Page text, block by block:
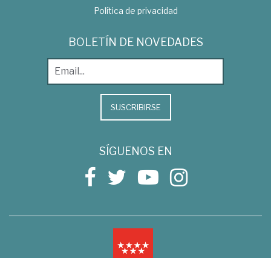
Política de privacidad
BOLETÍN DE NOVEDADES
SUSCRIBIRSE
SÍGUENOS EN